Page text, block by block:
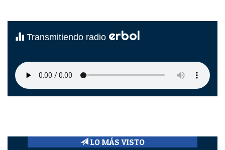
Transmitiendo radio erbol
LO MÁS VISTO